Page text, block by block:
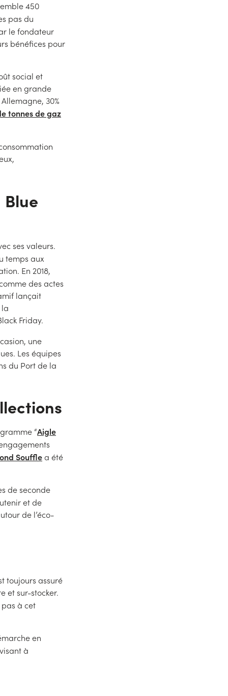
450
pas du
le fondateur
bénéfices pour
social et
en grande
30%
tonnes de gaz
ses valeurs.
temps aux
En 2018,
des actes
lançait
Friday.
une
Les équipes
du Port de la
“Aigle
Soufflea été
de seconde
et de
de l’éco-
toujours assuré
et sur-stocker.
à cet
en
à